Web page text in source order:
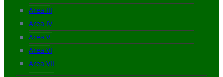
Area III
Area IV
Area V
Area VI
Area VII